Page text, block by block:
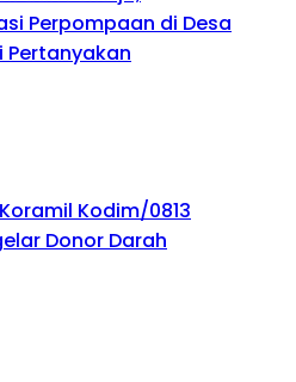
Perpompaan di Desa
Pertanyakan
Kodim/0813
Donor Darah